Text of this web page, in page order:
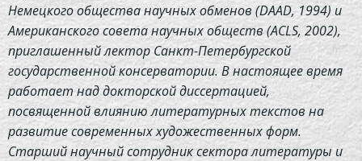
Немецкого общества научных обменов (DAAD, 1994) и
Американского совета научных обществ (ACLS, 2002),
приглашенный лектор Санкт-Петербургской
государственной консерватории. В настоящее время
работает над докторской диссертацией,
посвященной влиянию литературных текстов на
развитие современных художественных форм.
Старший научный сотрудник сектора литературы и